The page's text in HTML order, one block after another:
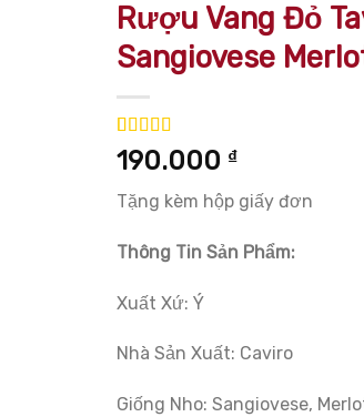
Rượu Vang Đỏ
Sangiovese
5.00trên 5
dựa trên
5
190.000 ₫
Tặng kèm hộp giấy đơn
Thông Tin Sản Phẩm:
Xuất Xứ: Ý
Nhà Sản Xuất: Caviro
Giống Nho: Sangiovese,